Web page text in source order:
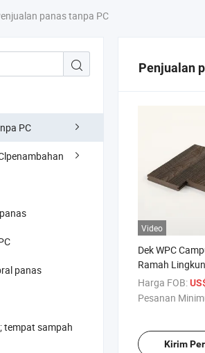
panas tanpa PC
PC
panas
tempat sampah
Penjualan
Video
Dek WPC
Ramah
Formaldehida,
Solusi Luar
Harga FOB:
Pesanan
Kirim